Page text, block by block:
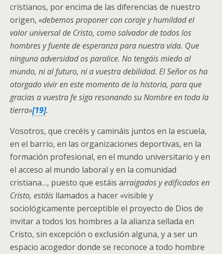
cristianos, por encima de las diferencias de nuestro
origen, «debemos proponer con coraje y humildad el
valor universal de Cristo, como salvador de todos los
hombres y fuente de esperanza para nuestra vida. Que
ninguna adversidad os paralice. No tengáis miedo al
mundo, ni al futuro, ni a vuestra debilidad. El Señor os ha
otorgado vivir en este momento de la historia, para que
gracias a vuestra fe siga resonando su Nombre en toda la
tierra»[19].
Vosotros, que crecéis y camináis juntos en la escuela,
en el barrio, en las organizaciones deportivas, en la
formación profesional, en el mundo universitario y en
el acceso al mundo laboral y en la comunidad
cristiana…, puesto que estáis arraigados y edificados en
Cristo, estáis llamados a hacer «visible y
sociológicamente perceptible el proyecto de Dios de
invitar a todos los hombres a la alianza sellada en
Cristo, sin excepción o exclusión alguna, y a ser un
espacio acogedor donde se reconoce a todo hombre